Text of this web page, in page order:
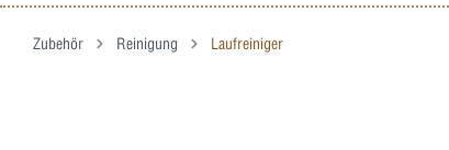
Zubehör Reinigung Laufreiniger